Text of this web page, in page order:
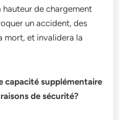
hauteur de chargement
un accident, des
mort, et invalidera la
capacité supplémentaire
de sécurité?